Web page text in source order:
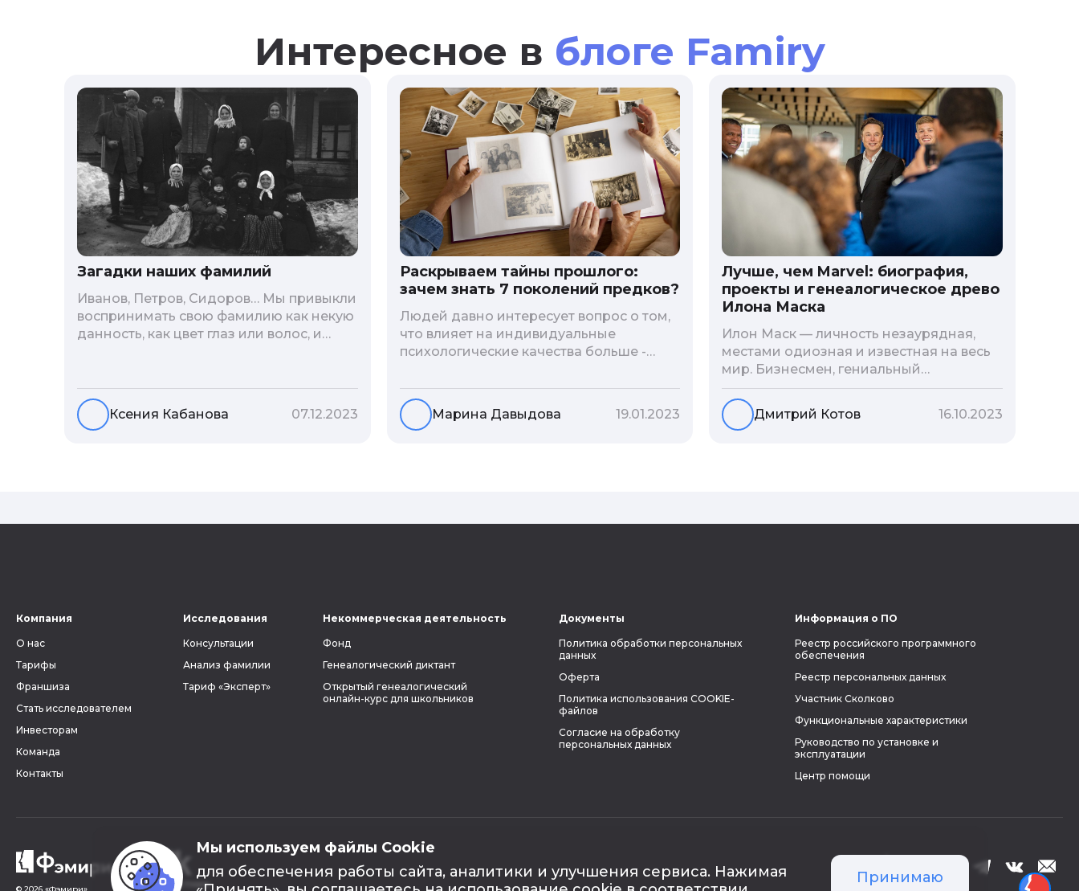
Интересное в блоге Famiry
Загадки наших фамилий
Иванов, Петров, Сидоров… Мы привыкли
воспринимать свою фамилию как некую
данность, как цвет глаз или волос, и
неблагозвучной или, наоборот,
«дворянской» фамилией, и какие
секреты она может раскрыть о судьбе
Ксения Кабанова 07.12.2023
Раскрываем тайны прошлого:
зачем знать 7 поколений предков?
Людей давно интересует вопрос о том,
что влияет на индивидуальные
психологические качества больше -
человека. В астрологической практике
существует понятие геноскоп - влияние
семи поколений предков на судьбу
Марина Давыдова 19.01.2023
Лучше, чем Marvel: биография,
проекты и генеалогическое древо
Илона Маска
Илон Маск — личность незаурядная,
местами одиозная и известная на весь
мир. Бизнесмен, гениальный
изобретатель и миллиардер, живой
прообраз экранного Железного
человека — настоящий супергерой в
поделиться с читателями блога фактами
Дмитрий Котов 16.10.2023
Компания
О нас
Тарифы
Франшиза
Стать исследователем
Инвесторам
Команда
Контакты
Исследования
Консультации
Анализ фамилии
Тариф «Эксперт»
Некоммерческая деятельность
Фонд
Генеалогический диктант
Открытый генеалогический
онлайн-курс для школьников
Документы
Политика обработки персональных
данных
Оферта
Политика использования COOKIE-
файлов
Согласие на обработку
персональных данных
Информация о ПО
Реестр российского программного
обеспечения
Реестр персональных данных
Участник Сколково
Функциональные характеристики
Руководство по установке и
эксплуатации
Центр помощи
Мы используем файлы Cookie
для обеспечения работы сайта, аналитики и улучшения сервиса. Нажимая
Принимаю